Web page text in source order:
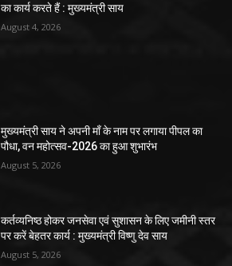
का कार्य करते हैं : मुख्यमंत्री साय
August 4, 2026
मुख्यमंत्री साय ने अपनी माँ के नाम पर लगाया पीपल का
पौधा, वन महोत्सव-2026 का हुआ शुभारंभ
August 5, 2026
कर्तव्यनिष्ठ होकर जनसेवा एवं सुशासन के लिए जमीनी स्तर
पर करें बेहतर कार्य : मुख्यमंत्री विष्णु देव साय
August 5, 2026